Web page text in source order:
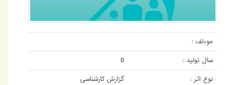
موءلف :
سال تولید :
0
نوع اثر :
گزارش کارشناسی